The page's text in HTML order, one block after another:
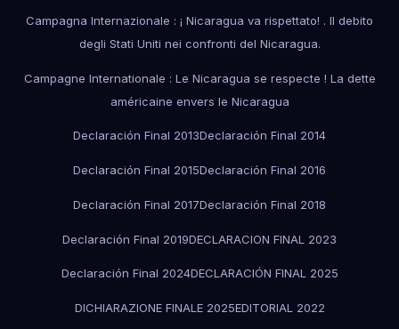
Campagna Internazionale : ¡ Nicaragua va rispettato! . Il debito
degli Stati Uniti nei confronti del Nicaragua.
Campagne Internationale : Le Nicaragua se respecte ! La dette
américaine envers le Nicaragua
Declaración Final 2013Declaración Final 2014
Declaración Final 2015Declaración Final 2016
Declaración Final 2017Declaración Final 2018
Declaración Final 2019DECLARACION FINAL 2023
Declaración Final 2024DECLARACIÓN FINAL 2025
DICHIARAZIONE FINALE 2025EDITORIAL 2022